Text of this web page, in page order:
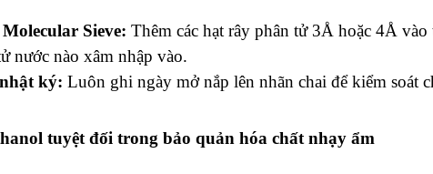
Sieve: Thêm các hạt rây phân tử 3Å hoặc 4Å
nước nào xâm nhập vào.
ký: Luôn ghi ngày mở nắp lên nhãn chai để kiểm soát
tuyệt đối trong bảo quản hóa chất nhạy ẩm